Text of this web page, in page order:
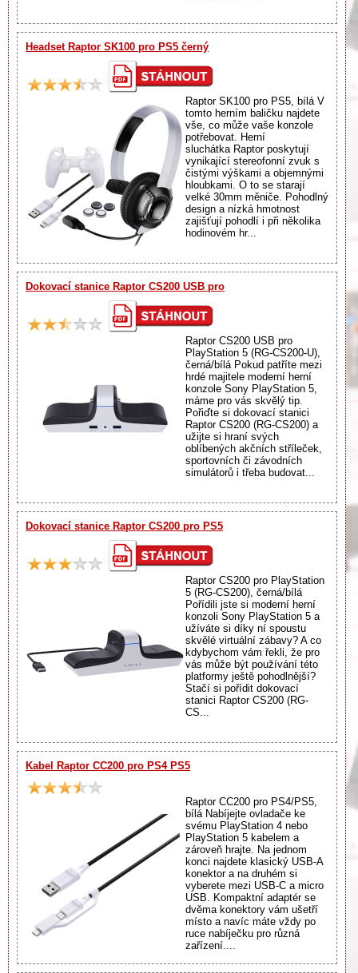
Headset Raptor SK100 pro PS5 černý
Raptor SK100 pro PS5, bílá V
tomto herním baličku najdete
vše, co může vaše konzole
potřebovat. Herní
sluchátka Raptor poskytují
vynikající stereofonní zvuk s
čistými výškami a objemnými
hloubkami. O to se starají
velké 30mm měniče. Pohodlný
design a nízká hmotnost
zajišťují pohodlí i při několika
hodinovém hr...
Dokovací stanice Raptor CS200 USB pro
Raptor CS200 USB pro
PlayStation 5 (RG-CS200-U),
černá/bílá Pokud patříte mezi
hrdé majitele moderní herní
konzole Sony PlayStation 5,
máme pro vás skvělý tip.
Pořiďte si dokovací stanici
Raptor CS200 (RG-CS200) a
užijte si hraní svých
oblíbených akčních stříleček,
sportovních či závodních
simulátorů i třeba budovat...
Dokovací stanice Raptor CS200 pro PS5
Raptor CS200 pro PlayStation
5 (RG-CS200), černá/bílá
Pořídili jste si moderní herní
konzoli Sony PlayStation 5 a
užíváte si díky ní spoustu
skvělé virtuální zábavy? A co
kdybychom vám řekli, že pro
vás může být používání této
platformy ještě pohodlnější?
Stačí si pořídit dokovací
stanici Raptor CS200 (RG-
CS...
Kabel Raptor CC200 pro PS4 PS5
Raptor CC200 pro PS4/PS5,
bílá Nabíjejte ovladače ke
svému PlayStation 4 nebo
PlayStation 5 kabelem a
zároveň hrajte. Na jednom
konci najdete klasický USB-A
konektor a na druhém si
vyberete mezi USB-C a micro
USB. Kompaktní adaptér se
dvěma konektory vám ušetří
místo a navíc máte vždy po
ruce nabíječku pro různá
zařízení....